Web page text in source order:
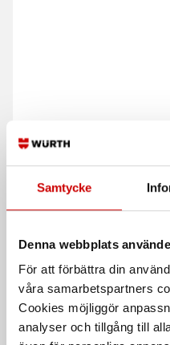
Samtycke
Denna webbplats
För att förbättra din
våra samarbetspartners
Cookies möjliggör
analyser och tillgång till
Sexkantsmutter sortiment
Stål
Hållfasthetsklass 8
Förzinkad FZB (A2K)